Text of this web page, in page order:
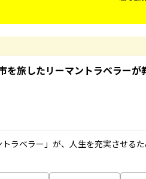
旅したリーマントラベラーが
ラベラー」が、人生を充実させる